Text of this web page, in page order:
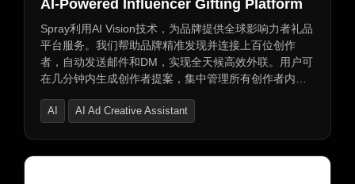
AI-Powered Influencer Gifting Platform
Spray利用AI Vision技术，为品牌提供全球影响力者礼品
平台服务。我们帮助品牌精准发现并连接上百位创作
者，自动发送邮件和DM，实现全天候高效外联。用户可
在几分钟内生成创作者提案，集中管理所有创作者内
提案全程跟踪和创作者名单管理功能，助力品牌建立真
AI
AI Ad Creative Assistant